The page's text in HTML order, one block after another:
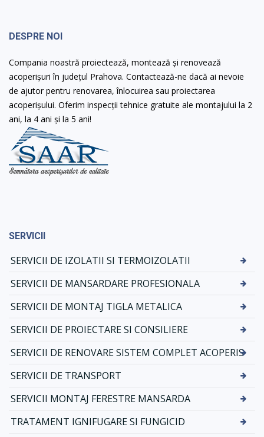
DESPRE NOI
Compania noastră proiectează, montează și renovează
acoperișuri în județul Prahova. Contactează-ne dacă ai nevoie
de ajutor pentru renovarea, înlocuirea sau proiectarea
acoperișului. Oferim inspecții tehnice gratuite ale montajului la 2
ani, la 4 ani și la 5 ani!
SERVICII
SERVICII DE IZOLATII SI TERMOIZOLATII
SERVICII DE MANSARDARE PROFESIONALA
SERVICII DE MONTAJ TIGLA METALICA
SERVICII DE PROIECTARE SI CONSILIERE
SERVICII DE RENOVARE SISTEM COMPLET ACOPERIS
SERVICII DE TRANSPORT
SERVICII MONTAJ FERESTRE MANSARDA
TRATAMENT IGNIFUGARE SI FUNGICID